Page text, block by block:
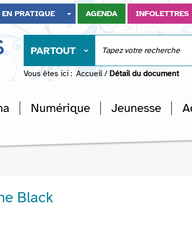
EN PRATIQUE AGENDA INFOLETTRES
PARTOUT
Vous êtes ici : Accueil / Détail du document
Numérique Jeunesse
Black